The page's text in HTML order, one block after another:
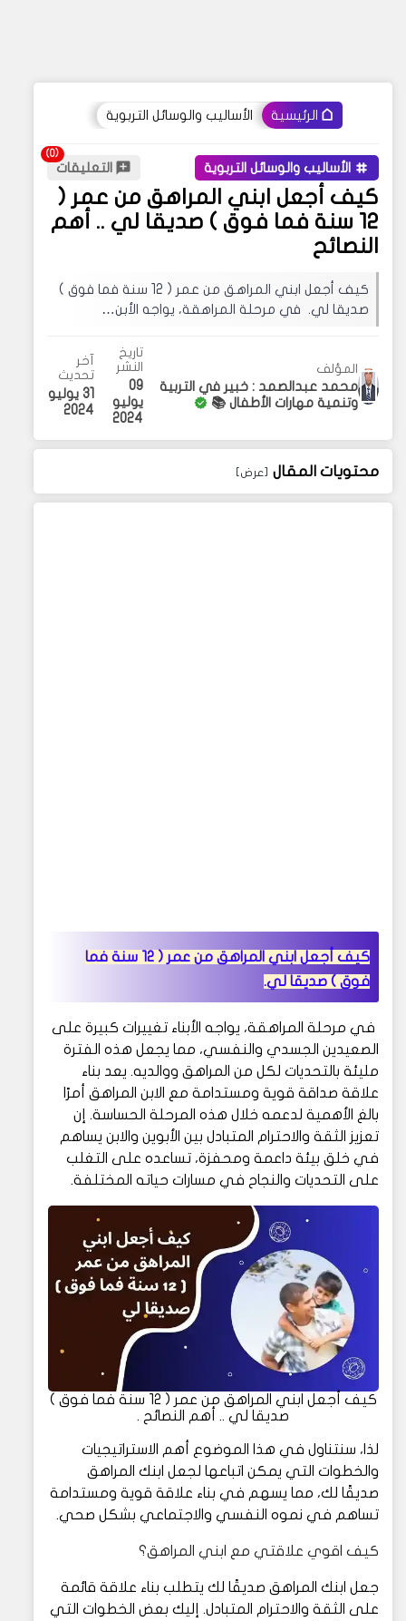
الرئيسية الأساليب والوسائل التربوية
الأساليب والوسائل التربوية التعليقات
كيف أجعل ابني المراهق من عمر (
12 سنة فما فوق ) صديقا لي .. أهم
النصائح
كيف أجعل ابني المراهق من عمر ( 12 سنة فما فوق )
صديقا لي. في مرحلة المراهقة، يواجه الأبن…
المؤلف
محمد عبدالصمد : خبير في التربية
وتنمية مهارات الأطفال 📚
تاريخ
النشر
09
يوليو
2024
آخر
تحديث
31 يوليو
2024
محتويات المقال
كيف أجعل ابني المراهق من عمر ( 12 سنة فما
فوق ) صديقا لي.
في مرحلة المراهقة، يواجه الأبناء تغييرات كبيرة على
الصعيدين الجسدي والنفسي، مما يجعل هذه الفترة
مليئة بالتحديات لكل من المراهق ووالديه. يعد بناء
علاقة صداقة قوية ومستدامة مع الابن المراهق أمرًا
بالغ الأهمية لدعمه خلال هذه المرحلة الحساسة. إن
تعزيز الثقة والاحترام المتبادل بين الأبوين والابن يساهم
في خلق بيئة داعمة ومحفزة، تساعده على التغلب
على التحديات والنجاح في مسارات حياته المختلفة.
كيف أجعل ابني المراهق من عمر ( 12 سنة فما فوق )
صديقا لي .. أهم النصائح .
لذا، سنتناول في هذا الموضوع أهم الاستراتيجيات
والخطوات التي يمكن اتباعها لجعل ابنك المراهق
صديقًا لك، مما يسهم في بناء علاقة قوية ومستدامة
تساهم في نموه النفسي والاجتماعي بشكل صحي.
كيف اقوي علاقتي مع ابني المراهق؟
جعل ابنك المراهق صديقًا لك يتطلب بناء علاقة قائمة
على الثقة والاحترام المتبادل. إليك بعض الخطوات التي